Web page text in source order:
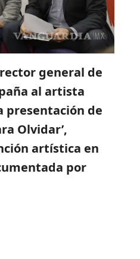
general de
al artista
presentación de
Olvidar’,
artística en
por